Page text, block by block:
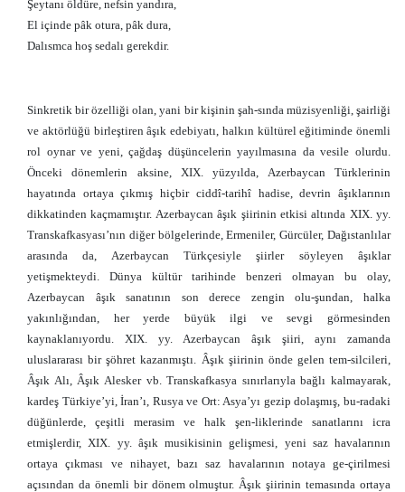
Şeytanı öldüre, nefsin yandıra,
El içinde pâk otura, pâk dura,
Dalısmca hoş sedalı gerekdir.
Sinkretik bir özelliği olan, yani bir kişinin şah-sında müzisyenliği, şairliği
ve aktörlüğü birleştiren âşık edebiyatı, halkın kültürel eğitiminde önemli
rol oynar ve yeni, çağdaş düşüncelerin yayılmasına da vesile olurdu.
Önceki dönemlerin aksine, XIX. yüzyılda, Azerbaycan Türklerinin
hayatında ortaya çıkmış hiçbir ciddî-tarihî hadise, devrin âşıklarının
dikkatinden kaçmamıştır. Azerbaycan âşık şiirinin etkisi altında XIX. yy.
Transkafkasyası’nın diğer bölgelerinde, Ermeniler, Gürcüler, Dağıstanlılar
arasında da, Azerbaycan Türkçesiyle şiirler söyleyen âşıklar
yetişmekteydi. Dünya kültür tarihinde benzeri olmayan bu olay,
Azerbaycan âşık sanatının son derece zengin olu-şundan, halka
yakınlığından, her yerde büyük ilgi ve sevgi görmesinden
kaynaklanıyordu. XIX. yy. Azerbaycan âşık şiiri, aynı zamanda
uluslararası bir şöhret kazanmıştı. Âşık şiirinin önde gelen tem-silcileri,
Âşık Alı, Âşık Alesker vb. Transkafkasya sınırlarıyla bağlı kalmayarak,
kardeş Türkiye’yi, İran’ı, Rusya ve Ort: Asya’yı gezip dolaşmış, bu-radaki
düğünlerde, çeşitli merasim ve halk şen-liklerinde sanatlarını icra
etmişlerdir, XIX. yy. âşık musikisinin gelişmesi, yeni saz havalarının
ortaya çıkması ve nihayet, bazı saz havalarının notaya ge-çirilmesi
açısından da önemli bir dönem olmuştur. Âşık şiirinin temasında ortaya